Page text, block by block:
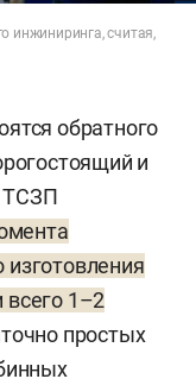
инжиниринга, считая,
обратного
и
ТСЗП
изготовления
всего 1–2
простых